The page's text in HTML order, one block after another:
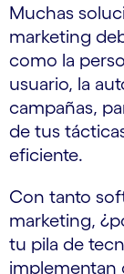
Muchas
marketing
como la
usuario, la
campañas,
de tus
eficiente.
Con tanto
marketing,
tu pila de
implementan